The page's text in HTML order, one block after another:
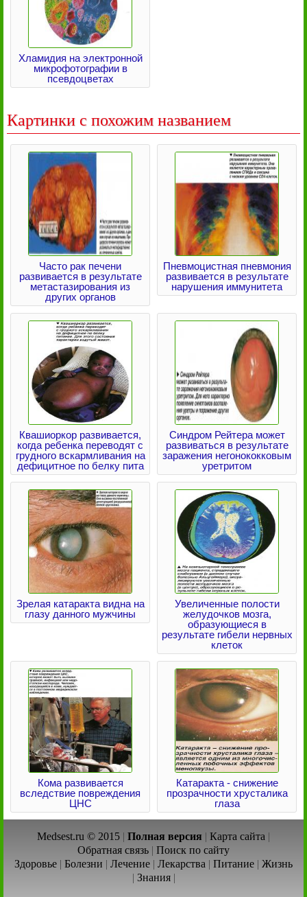
Хламидия на электронной
микрофотографии в
псевдоцветах
Картинки с похожим названием
Часто рак печени
развивается в результате
метастазирования из
других органов
Пневмоцистная пневмония
развивается в результате
нарушения иммунитета
Квашиоркор развивается,
когда ребенка переводят с
грудного вскармливания на
дефицитное по белку пита
Синдром Рейтера может
развиваться в результате
заражения негонококковым
уретритом
Зрелая катаракта видна на
глазу данного мужчины
Увеличенные полости
желудочков мозга,
образующиеся в
результате гибели нервных
клеток
Кома развивается
вследствие повреждения
ЦНС
Катаракта - снижение
прозрачности хрусталика
глаза
Medsest.ru © 2015 | Полная версия | Карта сайта |
Обратная связь | Поиск по сайту
Здоровье | Болезни | Лечение | Лекарства | Питание | Жизнь
| Знания|